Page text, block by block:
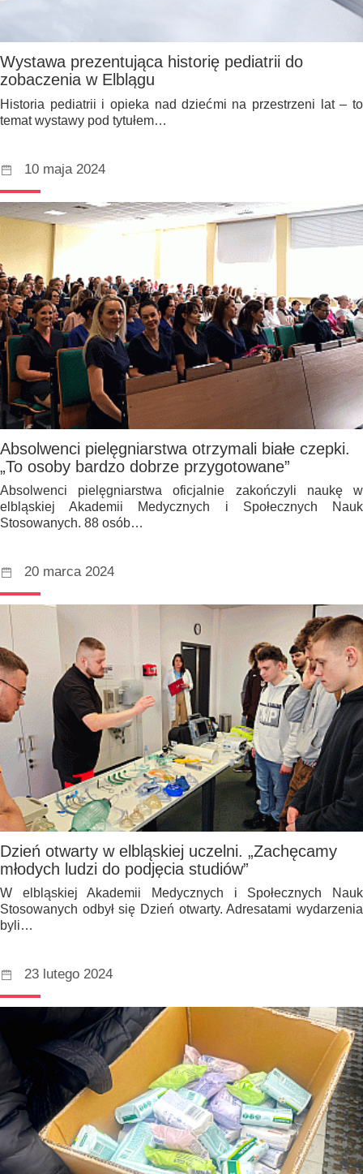
Wystawa prezentująca historię pediatrii do
zobaczenia w Elblągu
Historia pediatrii i opieka nad dziećmi na przestrzeni lat – to
temat wystawy pod tytułem…
10 maja 2024
Absolwenci pielęgniarstwa otrzymali białe czepki.
„To osoby bardzo dobrze przygotowane”
Absolwenci pielęgniarstwa oficjalnie zakończyli naukę w
elbląskiej Akademii Medycznych i Społecznych Nauk
Stosowanych. 88 osób…
20 marca 2024
Dzień otwarty w elbląskiej uczelni. „Zachęcamy
młodych ludzi do podjęcia studiów”
W elbląskiej Akademii Medycznych i Społecznych Nauk
Stosowanych odbył się Dzień otwarty. Adresatami wydarzenia
byli…
23 lutego 2024